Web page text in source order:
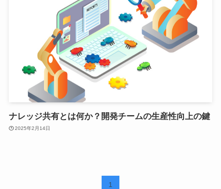
ナレッジ共有とは何か？開発チームの生産性向上の鍵
2025年2月14日
1